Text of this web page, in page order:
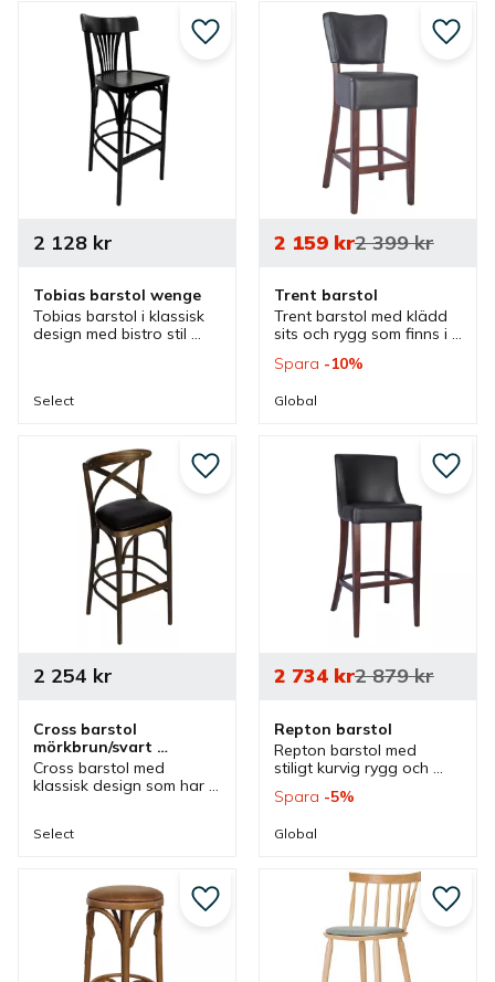
restaurangmiljöer.
Tobias barstol wenge
Tobias barstol i klassisk
design med bistro stil
barer och restauranger.
2 128kr
Select
Lägg till i favoriter
Trent barstol
Trent barstol med klädd
sits och rygg som finns i
klassisk design som
caféer och restauranger.
2 159kr2 399kr
Spara 10%
Global
Lägg
Cross barstol
mörkbrun/svart
konstläder
Cross barstol med
klassisk design som har
passar bra i olika barer,
2 254 kr
Select
Lägg till i favoriter
Repton barstol
Repton barstol med
stiligt kurvig rygg och
där olika färger finns
barer, caféer och
2 734kr2 879kr
Spara 5%
Global
Lägg
Lägg till i favoriter Lägg